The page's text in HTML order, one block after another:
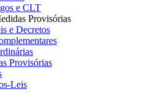
e CLT
Provisórias
e Decretos
Provisórias
Leis